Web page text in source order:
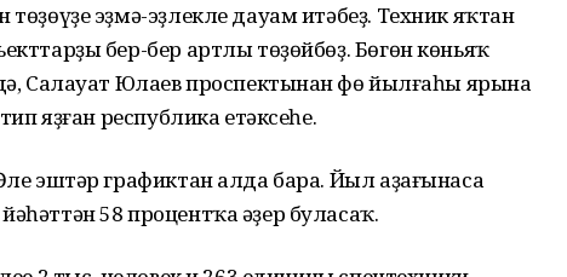
эҙмә-эҙлекле дауам итәбеҙ. Техник яҡтан
бер-бер артлы төҙөйбөҙ. Бөгөн көньяҡ
Салауат Юлаев проспектынан Өфө йылғаһы ярына
яҙған республика етәксеһе.
эштәр графиктан алда бара. Йыл аҙағынаса
58 процентҡа әҙер буласаҡ.